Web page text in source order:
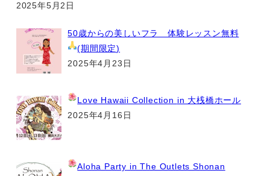
2025年5月2日
50歳からの美しいフラ 体験レッスン無料
(期間限定)
2025年4月23日
Love Hawaii Collection in 大桟橋ホール
2025年4月16日
Aloha Party in The Outlets Shonan